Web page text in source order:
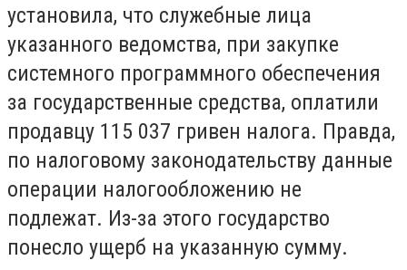
установила, что служебные лица
указанного ведомства, при закупке
системного программного обеспечения
за государственные средства, оплатили
продавцу 115 037 гривен налога. Правда,
по налоговому законодательству данные
операции налогообложению не
подлежат. Из-за этого государство
понесло ущерб на указанную сумму.